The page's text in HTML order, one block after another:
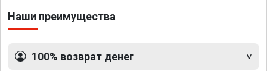
Наши преимущества
100% возврат денег